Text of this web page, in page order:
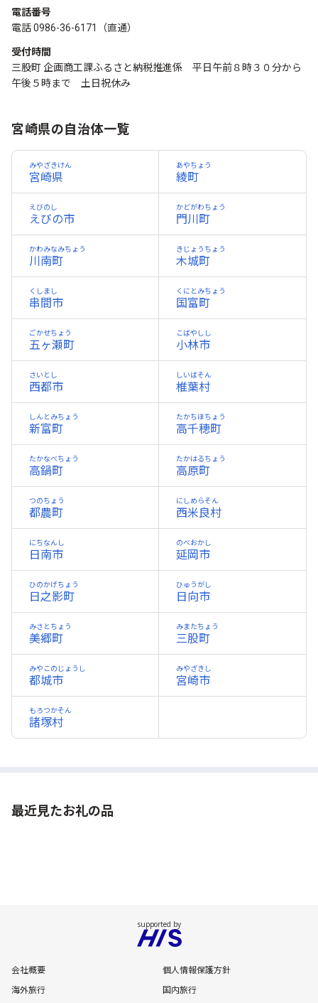
電話番号
電話 0986-36-6171（直通）
受付時間
三股町 企画商工課ふるさと納税推進係 平日午前８時３０分から
午後５時まで 土日祝休み
宮崎県の自治体一覧
宮崎県
みやざきけん
綾町
あやちょう
えびの市
えびのし
門川町
かどがわちょう
川南町
かわみなみちょう
木城町
きじょうちょう
串間市
くしまし
国富町
くにとみちょう
五ヶ瀬町
ごかせちょう
小林市
こばやしし
西都市
さいとし
椎葉村
しいばそん
新富町
しんとみちょう
高千穂町
たかちほちょう
高鍋町
たかなべちょう
高原町
たかはるちょう
都農町
つのちょう
西米良村
にしめらそん
日南市
にちなんし
延岡市
のべおかし
日之影町
ひのかげちょう
日向市
ひゅうがし
美郷町
みさとちょう
三股町
みまたちょう
都城市
みやこのじょうし
宮崎市
みやざきし
諸塚村
もろつかそん
最近見たお礼の品
会社概要
個人情報保護方針
海外旅行
国内旅行